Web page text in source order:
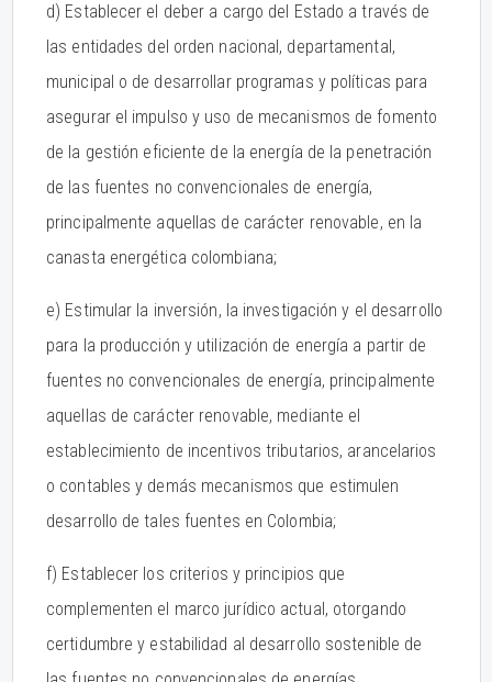
d) Establecer el deber a cargo del Estado a través de
las entidades del orden nacional, departamental,
municipal o de desarrollar programas y políticas para
asegurar el impulso y uso de mecanismos de fomento
de la gestión eficiente de la energía de la penetración
de las fuentes no convencionales de energía,
principalmente aquellas de carácter renovable, en la
canasta energética colombiana;
e) Estimular la inversión, la investigación y el desarrollo
para la producción y utilización de energía a partir de
fuentes no convencionales de energía, principalmente
aquellas de carácter renovable, mediante el
establecimiento de incentivos tributarios, arancelarios
o contables y demás mecanismos que estimulen
desarrollo de tales fuentes en Colombia;
f) Establecer los criterios y principios que
complementen el marco jurídico actual, otorgando
certidumbre y estabilidad al desarrollo sostenible de